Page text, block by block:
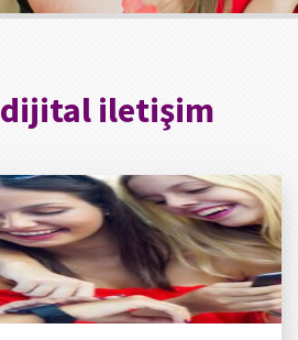
dijital iletişim